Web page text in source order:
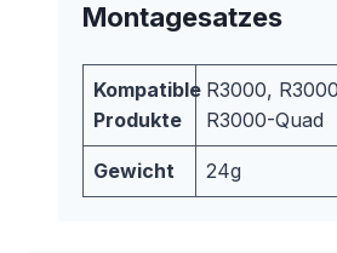
Montagesatzes
Kompatible
Produkte
R3000,
R3000-Quad
Gewicht 24g